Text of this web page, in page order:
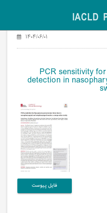
IACLD
۱۴۰۴/۰۶/۰۱
PCR sensitivity
detection in
فایل پیوست